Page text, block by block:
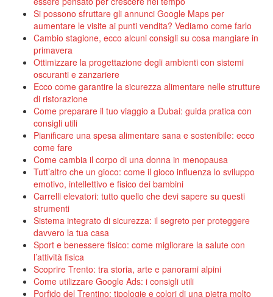
Si possono sfruttare gli annunci Google Maps per
aumentare le visite ai punti vendita? Vediamo come farlo
Cambio stagione, ecco alcuni consigli su cosa mangiare in
primavera
Ottimizzare la progettazione degli ambienti con sistemi
oscuranti e zanzariere
Ecco come garantire la sicurezza alimentare nelle strutture
di ristorazione
Come preparare il tuo viaggio a Dubai: guida pratica con
consigli utili
Pianificare una spesa alimentare sana e sostenibile: ecco
come fare
Come cambia il corpo di una donna in menopausa
Tutt’altro che un gioco: come il gioco influenza lo sviluppo
emotivo, intellettivo e fisico dei bambini
Carrelli elevatori: tutto quello che devi sapere su questi
strumenti
Sistema integrato di sicurezza: il segreto per proteggere
davvero la tua casa
Sport e benessere fisico: come migliorare la salute con
l’attività fisica
Scoprire Trento: tra storia, arte e panorami alpini
Come utilizzare Google Ads: i consigli utili
Porfido del Trentino: tipologie e colori di una pietra molto